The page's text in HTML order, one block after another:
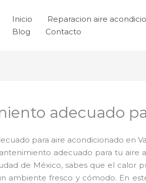
Inicio Reparacion aire
Blog
Contacto
adecuado
para aire acondicionado en
adecuado para tu
de México, sabes que el
ambiente fresco y cómodo. En